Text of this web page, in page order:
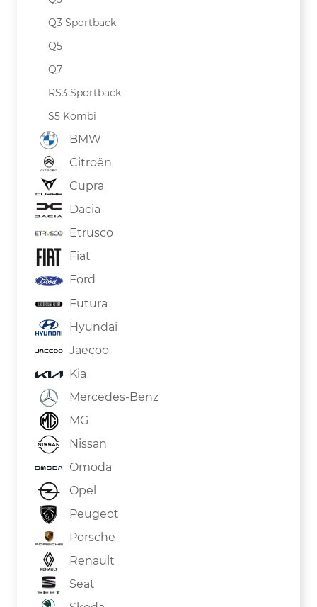
Q3 Sportback
Q5
Q7
RS3 Sportback
S5 Kombi
BMW
Citroën
Cupra
Dacia
Etrusco
Fiat
Ford
Futura
Hyundai
Jaecoo
Kia
Mercedes-Benz
MG
Nissan
Omoda
Opel
Peugeot
Porsche
Renault
Seat